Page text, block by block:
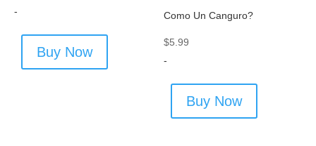
-
Buy Now
Como Un Canguro?
$5.99
-
Buy Now